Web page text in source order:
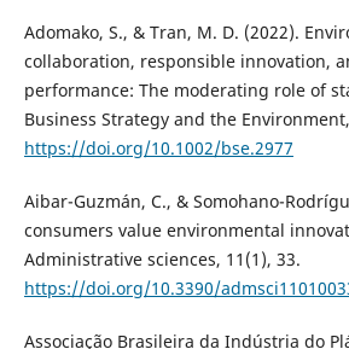
Adomako, S., & Tran, M. D. (2022).
collaboration, responsible innovation,
performance: The moderating role of
Business Strategy and the
https://doi.org/10.1002/bse.2977
Aibar-Guzmán, C., & Somohano-
consumers value environmental
Administrative sciences, 11(1), 33.
https://doi.org/10.3390/
Associação Brasileira da Indústria do